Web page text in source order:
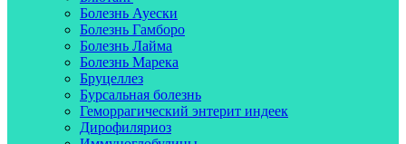
Болезнь Ауески
Болезнь Гамборо
Болезнь Лайма
Болезнь Марека
Бруцеллез
Бурсальная болезнь
Геморрагический энтерит индеек
Дирофиляриоз